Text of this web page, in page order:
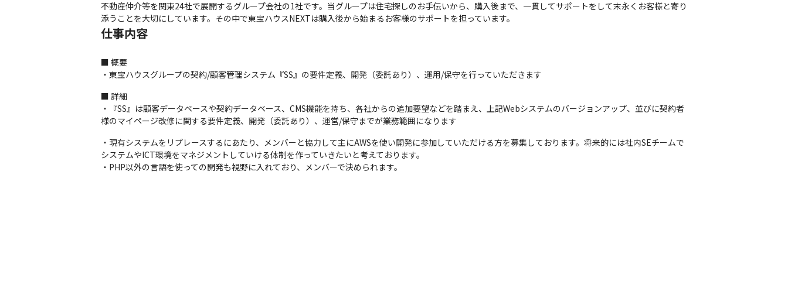
不動産仲介等を関東24社で展開するグループ会社の1社です。当グループは住宅探しのお手伝いから、購入後まで、一貫してサポートをして末永くお客様と寄り
添うことを大切にしています。その中で東宝ハウスNEXTは購入後から始まるお客様のサポートを担っています。
仕事内容
■ 概要
・東宝ハウスグループの契約/顧客管理システム『SS』の要件定義、開発（委託あり）、運用/保守を行っていただきます
■ 詳細
・『SS』は顧客データベースや契約データベース、CMS機能を持ち、各社からの追加要望などを踏まえ、上記Webシステムのバージョンアップ、並びに契約者
様のマイページ改修に関する要件定義、開発（委託あり）、運営/保守までが業務範囲になります
・現有システムをリプレースするにあたり、メンバーと協力して主にAWSを使い開発に参加していただける方を募集しております。将来的には社内SEチームで
システムやICT環境をマネジメントしていける体制を作っていきたいと考えております。
・PHP以外の言語を使っての開発も視野に入れており、メンバーで決められます。